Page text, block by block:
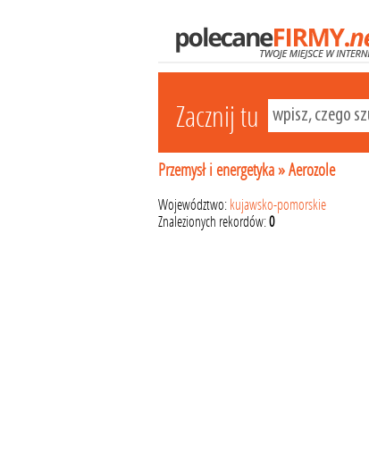
Zacznij tu
Przemysł i energetyka»Aerozole
Województwo: kujawsko-pomorskie
Znalezionych rekordów:0